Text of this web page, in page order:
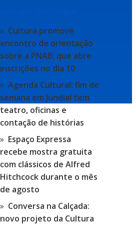
Cultura promove
encontro de orientação
sobre a PNAB, que abre
inscrições no dia 10
Agenda Cultural: fim de
semana em Jundiaí tem
teatro, oficinas e
contação de histórias
Espaço Expressa
recebe mostra gratuita
com clássicos de Alfred
Hitchcock durante o mês
de agosto
Conversa na Calçada:
novo projeto da Cultura